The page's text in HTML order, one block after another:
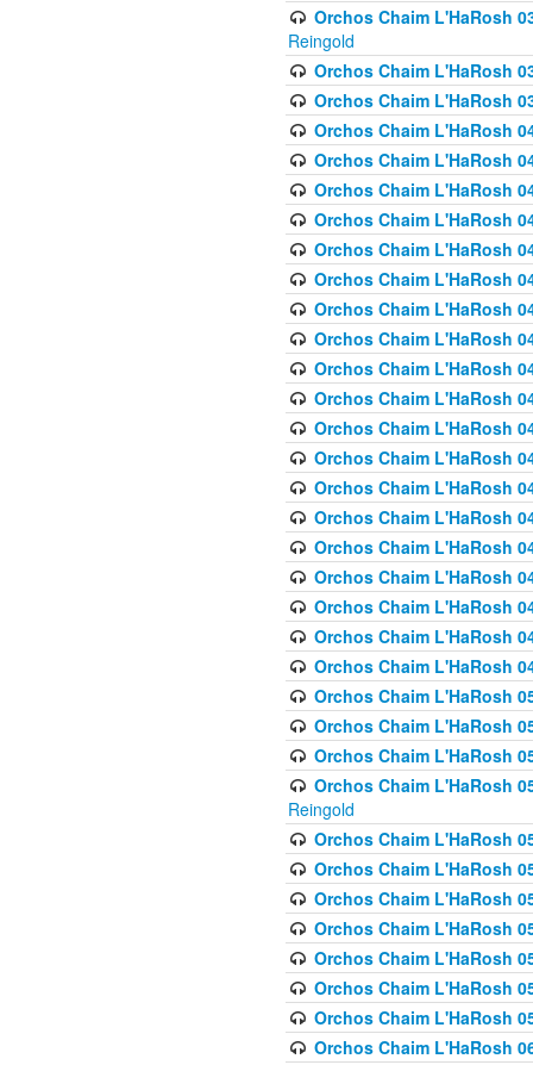
Orchos Chaim L'HaRosh
Reingold
Orchos Chaim L'HaRosh
Orchos Chaim L'HaRosh
Orchos Chaim L'HaRosh
Orchos Chaim L'HaRosh
Orchos Chaim L'HaRosh
Orchos Chaim L'HaRosh
Orchos Chaim L'HaRosh
Orchos Chaim L'HaRosh
Orchos Chaim L'HaRosh
Orchos Chaim L'HaRosh
Orchos Chaim L'HaRosh
Orchos Chaim L'HaRosh
Orchos Chaim L'HaRosh
Orchos Chaim L'HaRosh
Orchos Chaim L'HaRosh
Orchos Chaim L'HaRosh
Orchos Chaim L'HaRosh
Orchos Chaim L'HaRosh
Orchos Chaim L'HaRosh
Orchos Chaim L'HaRosh
Orchos Chaim L'HaRosh
Orchos Chaim L'HaRosh
Orchos Chaim L'HaRosh
Orchos Chaim L'HaRosh
Orchos Chaim L'HaRosh
Reingold
Orchos Chaim L'HaRosh
Orchos Chaim L'HaRosh
Orchos Chaim L'HaRosh
Orchos Chaim L'HaRosh
Orchos Chaim L'HaRosh
Orchos Chaim L'HaRosh
Orchos Chaim L'HaRosh
Orchos Chaim L'HaRosh